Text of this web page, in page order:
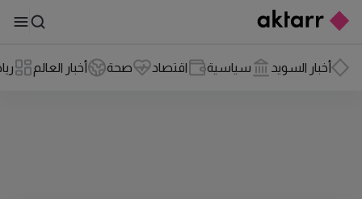
أخبار السويد سياسية اقتصاد صحة أخبار العالم